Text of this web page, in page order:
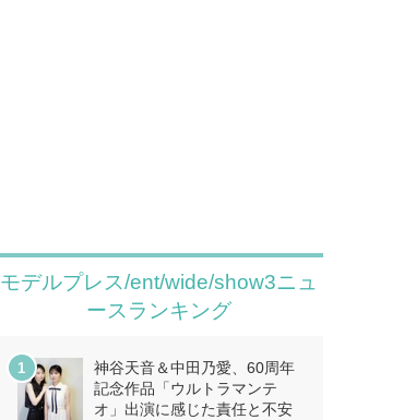
モデルプレス/ent/wide/show3ニュ
ースランキング
神谷天音＆中田乃愛、60周年
記念作品「ウルトラマンテ
オ」出演に感じた責任と不安